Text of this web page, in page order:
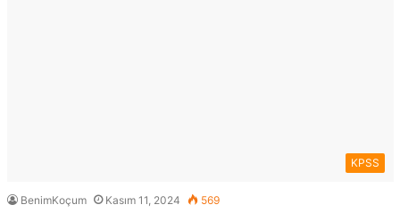
KPSS
BenimKoçum Kasım 11, 2024 569